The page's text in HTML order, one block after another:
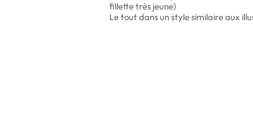
fillette très jeune)
Le tout dans un style similaire aux